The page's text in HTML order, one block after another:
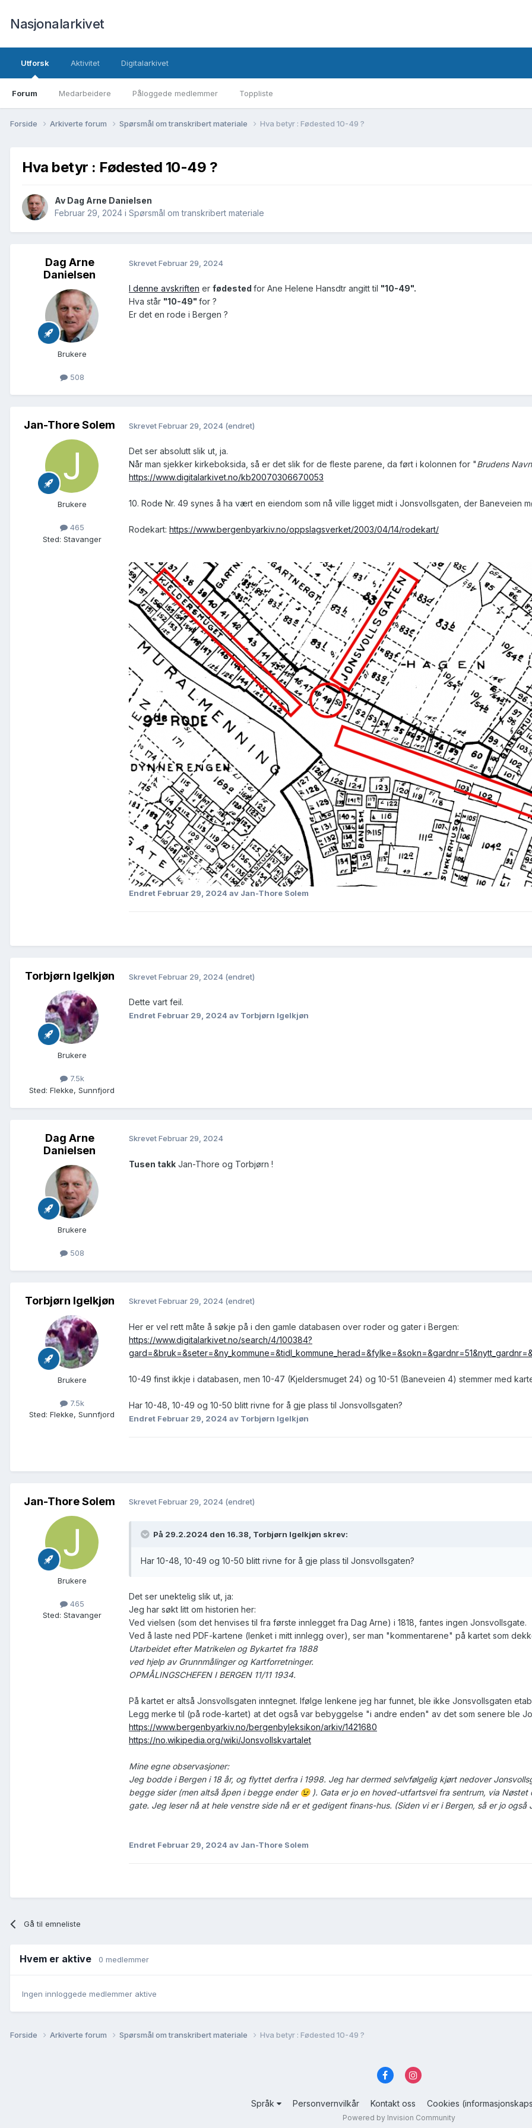
Nasjonalarkivet
Utforsk
Forum Medarbeidere Påloggede medlemmer Toppliste
Aktivitet Digitalarkivet
Forside Arkiverte forum Spørsmål om transkribert materiale Hva betyr : Fødested 10-49 ?
Hva betyr : Fødested 10-49 ?
Av Dag Arne Danielsen
Februar 29, 2024 i Spørsmål om transkribert materiale
Dag Arne
Danielsen
Brukere
508
SkrevetFebruar 29, 2024
I denne avskriften er fødested for Ane Helene Hansdtr angitt til "10-49".
Hva står "10-49" for ?
Er det en rode i Bergen ?
Jan-Thore Solem
Brukere
465
Sted: Stavanger
SkrevetFebruar 29, 2024 (endret)
Det ser absolutt slik ut, ja.
Når man sjekker kirkeboksida, så er det slik for de fleste parene, da ført i kolonnen for "Brudens
https://www.digitalarkivet.no/kb20070306670053
10. Rode Nr. 49 synes å ha vært en eiendom som nå ville ligget midt i Jonsvollsgaten, der Baneveien
Rodekart: https://www.bergenbyarkiv.no/oppslagsverket/2003/04/14/rodekart/
Endret Februar 29, 2024 av Jan-Thore Solem
Torbjørn Igelkjøn
Brukere
7.5k
Sted: Flekke, Sunnfjord
SkrevetFebruar 29, 2024 (endret)
Dette vart feil.
Endret Februar 29, 2024 av Torbjørn Igelkjøn
Dag Arne
Danielsen
Brukere
508
SkrevetFebruar 29, 2024
Tusen takk Jan-Thore og Torbjørn !
Torbjørn Igelkjøn
Brukere
7.5k
Sted: Flekke, Sunnfjord
SkrevetFebruar 29, 2024 (endret)
Her er vel rett måte å søkje på i den gamle databasen over roder og gater i Bergen:
https://www.digitalarkivet.no/search/4/100384?
10-49 finst ikkje i databasen, men 10-47 (Kjeldersmuget 24) og 10-51 (Baneveien 4) stemmer med
Har 10-48, 10-49 og 10-50 blitt rivne for å gje plass til Jonsvollsgaten?
Endret Februar 29, 2024 av Torbjørn Igelkjøn
Jan-Thore Solem
Brukere
465
Sted: Stavanger
SkrevetFebruar 29, 2024 (endret)
På 29.2.2024 den 16.38, Torbjørn Igelkjøn skrev:
Har 10-48, 10-49 og 10-50 blitt rivne for å gje plass til Jonsvollsgaten?
Det ser unektelig slik ut, ja:
Jeg har søkt litt om historien her:
Ved vielsen (som det henvises til fra første innlegget fra Dag Arne) i 1818, fantes ingen Jonsvollsgate.
Ved å laste ned PDF-kartene (lenket i mitt innlegg over), ser man "kommentarene" på kartet som
Utarbeidet efter Matrikelen og Bykartet fra 1888
ved hjelp av Grunnmålinger og Kartforretninger.
OPMÅLINGSCHEFEN I BERGEN 11/11 1934.
På kartet er altså Jonsvollsgaten inntegnet. Ifølge lenkene jeg har funnet, ble ikke Jonsvollsgaten
Legg merke til (på rode-kartet) at det også var bebyggelse "i andre enden" av det som senere ble
https://www.bergenbyarkiv.no/bergenbyleksikon/arkiv/1421680
https://no.wikipedia.org/wiki/Jonsvollskvartalet
Mine egne observasjoner:
Jeg bodde i Bergen i 18 år, og flyttet derfra i 1998. Jeg har dermed selvfølgelig kjørt nedover
begge sider (men altså åpen i begge ender 😉). Gata er jo en hoved-utfartsvei fra sentrum, via
gate. Jeg leser nå at hele venstre side nå er et gedigent finans-hus. (Siden vi er i Bergen, så er jo
Endret Februar 29, 2024 av Jan-Thore Solem
Gå til emneliste
Hvem er aktive 0 medlemmer
Ingen innloggede medlemmer aktive
Forside Arkiverte forum Spørsmål om transkribert materiale Hva betyr : Fødested 10-49 ?
Språk Personvernvilkår Kontakt oss Cookies
Powered by Invision Community